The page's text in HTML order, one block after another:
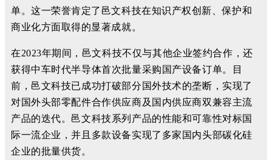
单。这一荣誉肯定了邑文科技在知识产权创新、保护和
商业化方面取得的显著成就。
在2023年期间， 邑文科技不仅与其他企业签约合作，还
获得中车时代半导体首次批量采购国产设备订单。
目
前，邑文科技已 成功打破部分国外技术的垄断 ，实现了
对国外头部零配件合作供应商及国内供应商双兼容主流
产品的迭代。 邑文科技系列产品的性能和可靠性对标国
际一流企业，并且多款设备实现了多家国内头部碳化硅
企业的批量供货。